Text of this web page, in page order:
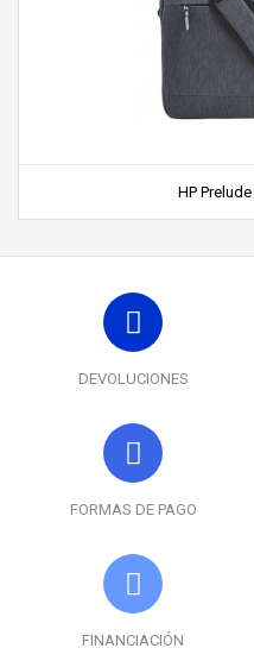
HP Prelude
DEVOLUCIONES
FORMAS DE PAGO
FINANCIACIÓN